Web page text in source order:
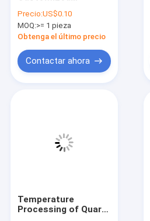
Glass Tubes
Professional Cutting
Services Offered
Precio:US$0.10
MOQ:>= 1 pieza
Obtenga el último precio
Contactar ahora
Temperature
Processing of Quartz